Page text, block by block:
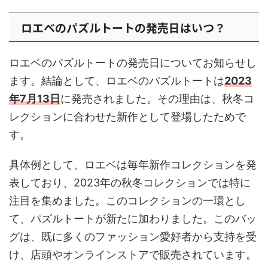
ロエベのパズルトートの発売日はいつ？
ロエベのパズルトートの発売日についてお知らせし
ます。結論として、ロエベのパズルトートは2023
年7月13日に発売されました。その理由は、秋冬コ
レクションに合わせた新作として登場したためで
す。
具体例として、ロエベは毎年新作コレクションを発
表しており、2023年の秋冬コレクションでは特に
注目を集めました。このコレクションの一環とし
て、パズルトートが新たに加わりました。このバッ
グは、既に多くのファッション愛好者から支持を受
け、店頭やオンラインストアで販売されています。